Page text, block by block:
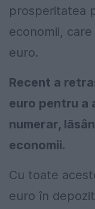
prosperitatea
economii,
euro.
Recent a
euro pentru a
numerar,
economii.
Cu toate
euro în